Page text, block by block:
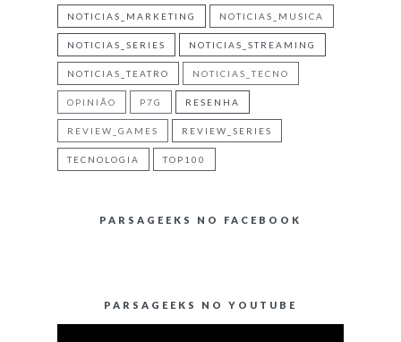
NOTICIAS_MARKETING NOTICIAS_MUSICA
NOTICIAS_SERIES NOTICIAS_STREAMING
NOTICIAS_TEATRO NOTICIAS_TECNO
OPINIÃO P7G RESENHA
REVIEW_GAMES REVIEW_SERIES
TECNOLOGIA TOP100
PARSAGEEKS NO FACEBOOK
PARSAGEEKS NO YOUTUBE